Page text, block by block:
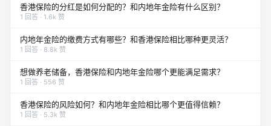
香港保险的分红是如何分配的？和内地年金险有什么区别？
1 回答 · 1.6k 赞
内地年金险的缴费方式有哪些？和香港保险相比哪种更灵活？
1 回答 · 8.8k 赞
想做养老储备，香港保险和内地年金险哪个更能满足需求？
1 回答 · 556 赞
香港保险的风险如何？和内地年金险相比哪个更值得信赖？
1 回答 · 5.3k 赞